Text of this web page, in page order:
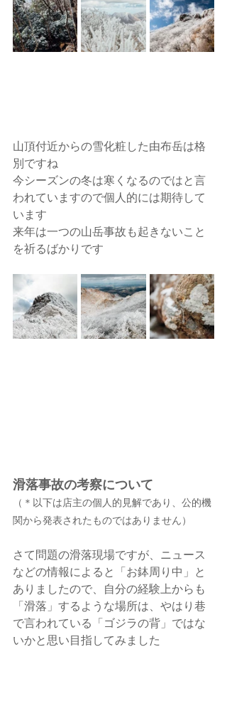
山頂付近からの雪化粧した由布岳は格
別ですね
今シーズンの冬は寒くなるのではと言
われていますので個人的には期待して
います
来年は一つの山岳事故も起きないこと
を祈るばかりです
滑落事故の考察について
（＊以下は店主の個人的見解であり、公的機
関から発表されたものではありません）
さて問題の滑落現場ですが、ニュース
などの情報によると「お鉢周り中」と
ありましたので、自分の経験上からも
「滑落」するような場所は、やはり巷
で言われている「ゴジラの背」ではな
いかと思い目指してみました